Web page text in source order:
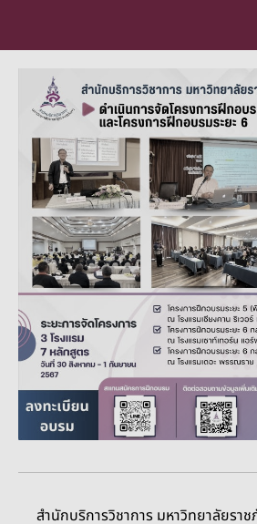
สำนักบริการวิชาการ มหาวิทยาลัยรา